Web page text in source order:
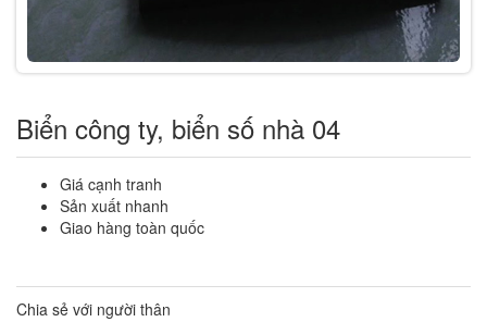
Biển công ty, biển số nhà 04
Giá cạnh tranh
Sản xuất nhanh
Giao hàng toàn quốc
Chia sẻ với người thân